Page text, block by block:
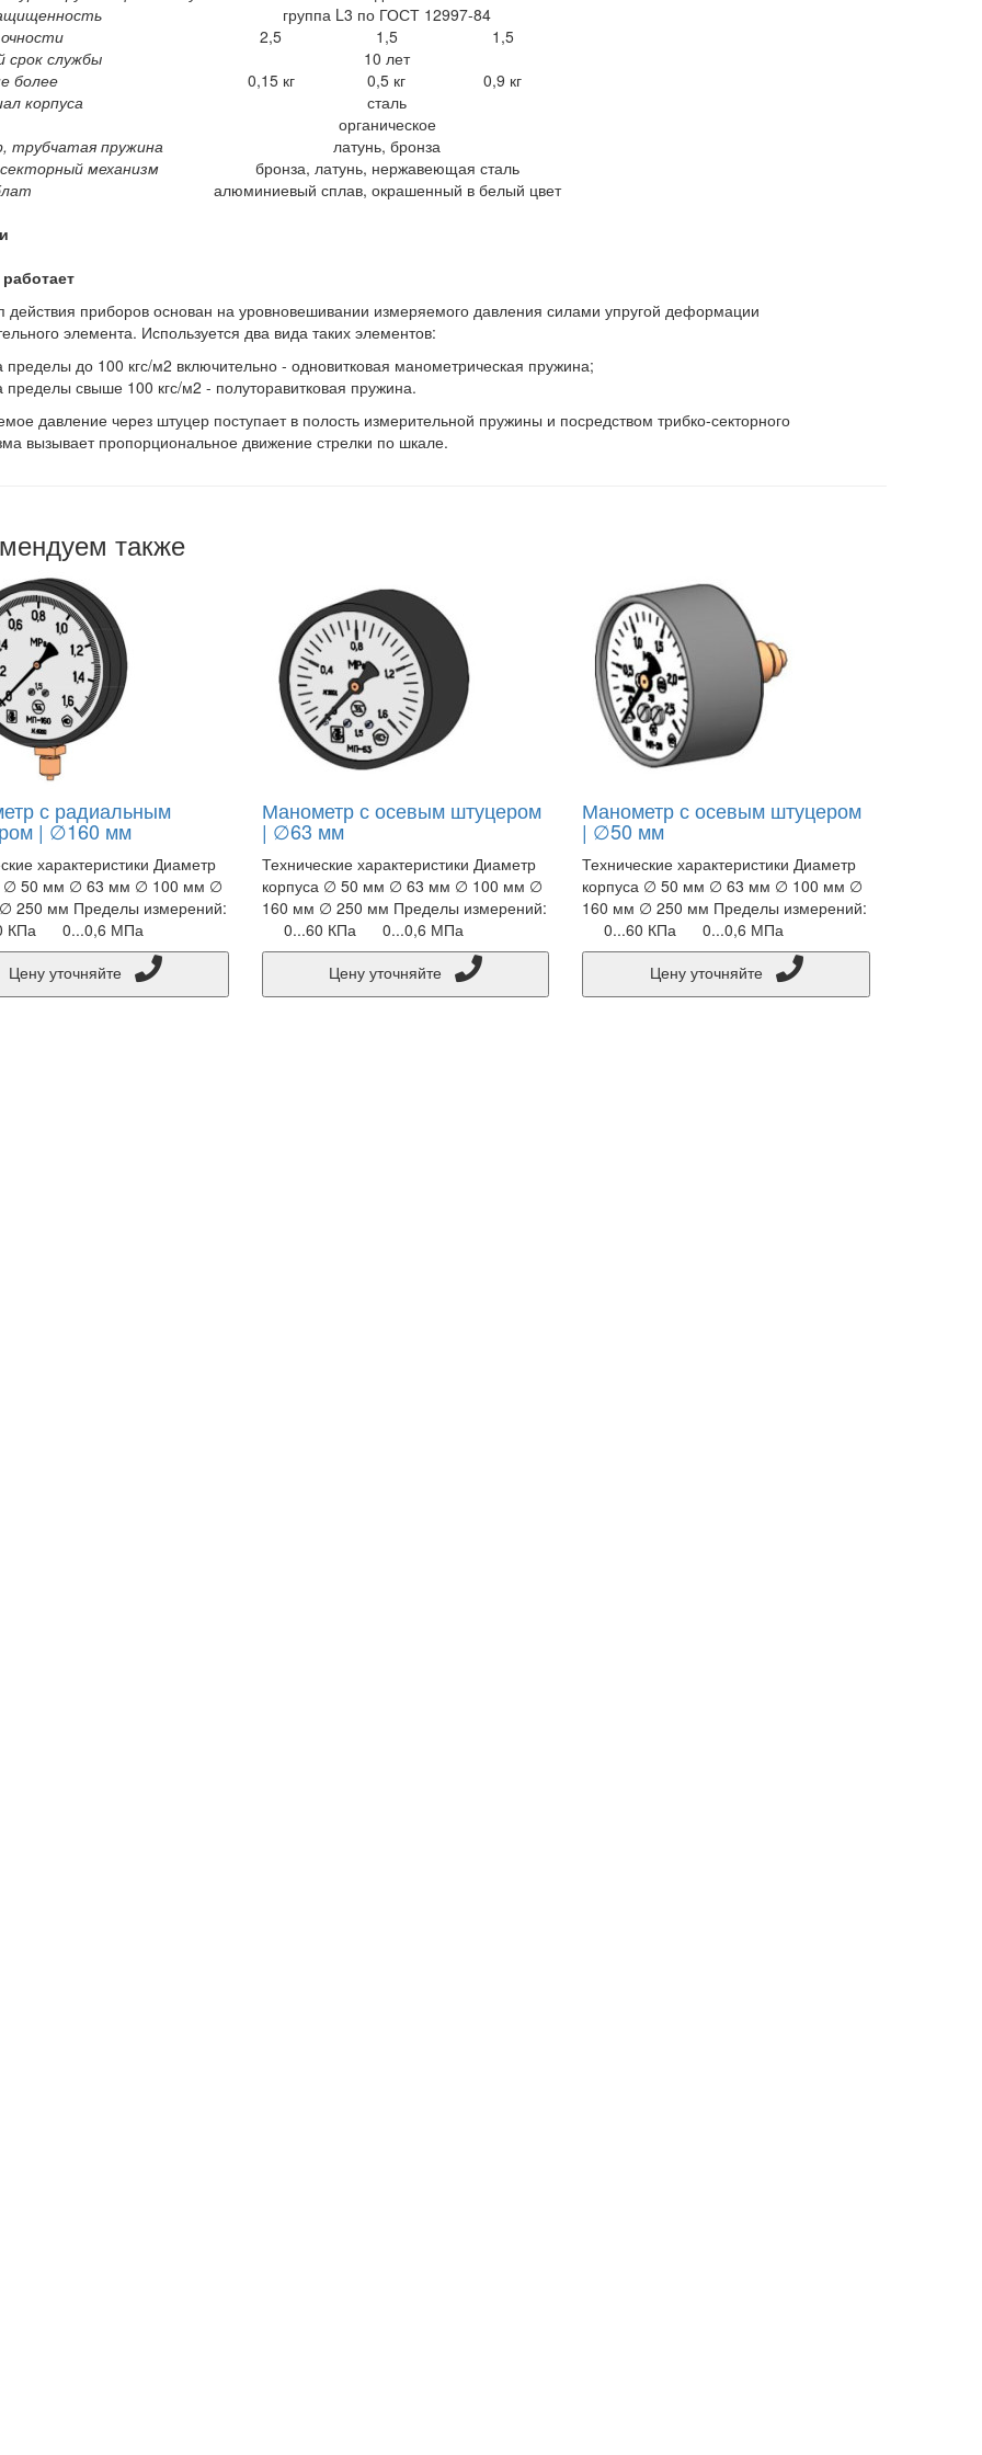
группа L3 по ГОСТ 12997-84
2,5 1,5
1,5
срок службы
10 лет
более
0,15 кг 0,5 кг
0,9 кг
корпуса
сталь
органическое
трубчатая пружина
латунь, бронза
механизм
бронза, латунь, нержавеющая сталь
алюминиевый сплав, окрашенный в белый цвет
действия приборов основан на уровновешивании измеряемого давления силами упругой деформации
элемента. Используется два вида таких элементов:
пределы до 100 кгс/м2 включительно - одновитковая манометрическая пружина;
пределы свыше 100 кгс/м2 - полуторавитковая пружина.
давление через штуцер поступает в полость измерительной пружины и посредством трибко-секторного
вызывает пропорциональное движение стрелки по шкале.
также
с радиальным
| ∅160 мм
характеристики Диаметр
∅ 50 мм ∅ 63 мм ∅ 100 мм ∅
250 мм Пределы измерений:
КПа 0...0,6 МПа
Манометр с осевым штуцером
| ∅63 мм
Технические характеристики Диаметр
корпуса ∅ 50 мм ∅ 63 мм ∅ 100 мм ∅
160 мм ∅ 250 мм Пределы измерений:
0...60 КПа 0...0,6 МПа
Цену уточняйте
Манометр с осевым штуцером
| ∅50 мм
Технические характеристики Диаметр
корпуса ∅ 50 мм ∅ 63 мм ∅ 100 мм ∅
160 мм ∅ 250 мм Пределы измерений:
0...60 КПа 0...0,6 МПа